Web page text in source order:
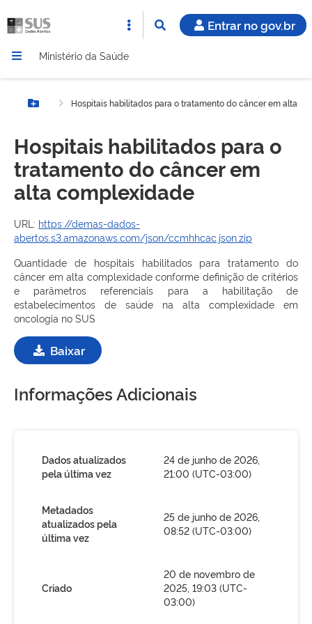
Entrar no gov.br
Ministério da Saúde
Botão MenuHospitais habilitados para o tratamento do câncer em alta
Hospitais habilitados para o
tratamento do câncer em
alta complexidade
URL: https://demas-dados-
abertos.s3.amazonaws.com/json/ccmhhcac.json.zip
Quantidade de hospitais habilitados para tratamento do
câncer em alta complexidade conforme definição de critérios
e parâmetros referenciais para a habilitação de
estabelecimentos de saúde na alta complexidade em
oncologia no SUS
Baixar
Informações Adicionais
Dados atualizados
pela última vez
24 de junho de 2026,
21:00 (UTC-03:00)
Metadados
atualizados pela
última vez
25 de junho de 2026,
08:52 (UTC-03:00)
Criado
20 de novembro de
2025, 19:03 (UTC-
03:00)